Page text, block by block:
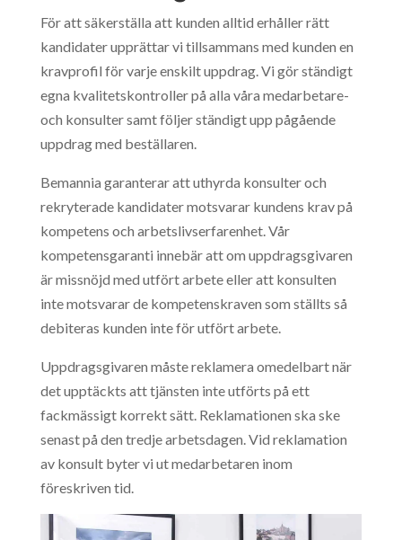
För att säkerställa att kunden alltid erhåller rätt
kandidater upprättar vi tillsammans med kunden en
kravprofil för varje enskilt uppdrag. Vi gör ständigt
egna kvalitetskontroller på alla våra medarbetare-
och konsulter samt följer ständigt upp pågående
uppdrag med beställaren.
Bemannia garanterar att uthyrda konsulter och
rekryterade kandidater motsvarar kundens krav på
kompetens och arbetslivserfarenhet. Vår
kompetensgaranti innebär att om uppdragsgivaren
är missnöjd med utfört arbete eller att konsulten
inte motsvarar de kompetenskraven som ställts så
debiteras kunden inte för utfört arbete.
Uppdragsgivaren måste reklamera omedelbart när
det upptäckts att tjänsten inte utförts på ett
fackmässigt korrekt sätt. Reklamationen ska ske
senast på den tredje arbetsdagen. Vid reklamation
av konsult byter vi ut medarbetaren inom
föreskriven tid.